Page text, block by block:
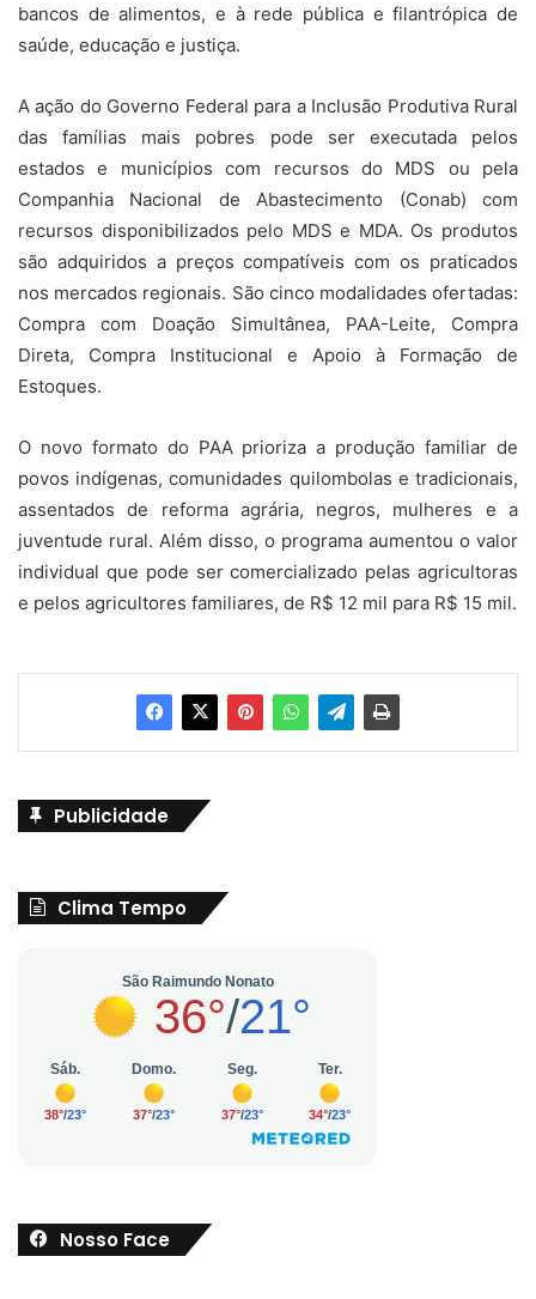
bancos de alimentos, e à rede pública e filantrópica de
saúde, educação e justiça.
A ação do Governo Federal para a Inclusão Produtiva Rural
das famílias mais pobres pode ser executada pelos
estados e municípios com recursos do MDS ou pela
Companhia Nacional de Abastecimento (Conab) com
recursos disponibilizados pelo MDS e MDA. Os produtos
são adquiridos a preços compatíveis com os praticados
nos mercados regionais. São cinco modalidades ofertadas:
Compra com Doação Simultânea, PAA-Leite, Compra
Direta, Compra Institucional e Apoio à Formação de
Estoques.
O novo formato do PAA prioriza a produção familiar de
povos indígenas, comunidades quilombolas e tradicionais,
assentados de reforma agrária, negros, mulheres e a
juventude rural. Além disso, o programa aumentou o valor
individual que pode ser comercializado pelas agricultoras
e pelos agricultores familiares, de R$ 12 mil para R$ 15 mil.
Publicidade
Clima Tempo
Nosso Face